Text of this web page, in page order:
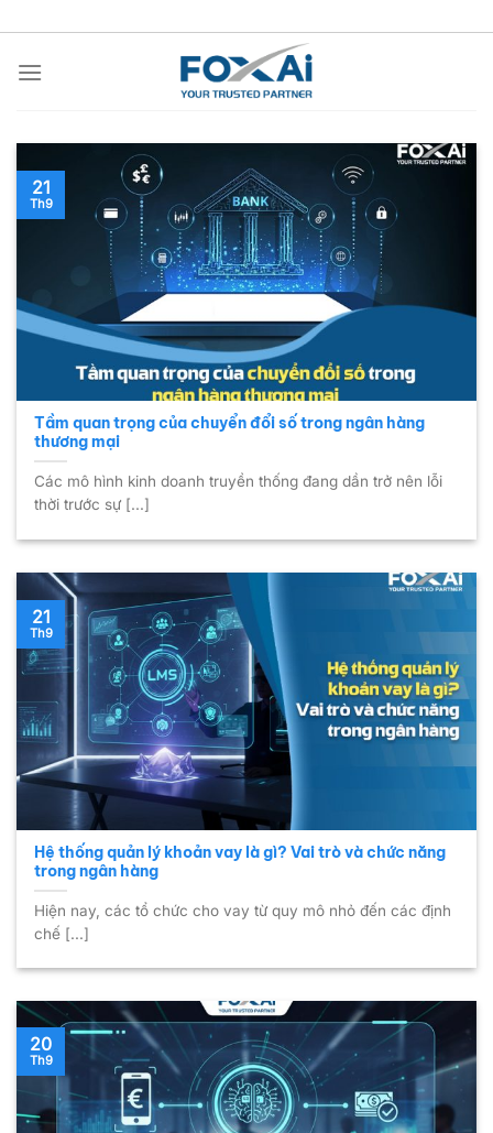
đến
nội
Tầm quan trọng của chuyển đổi số trong ngân hàng
thương mại
Các mô hình kinh doanh truyền thống đang dần trở nên lỗi
thời trước sự [...]
21
Th9
Hệ thống quản lý khoản vay là gì? Vai trò và chức năng
trong ngân hàng
Hiện nay, các tổ chức cho vay từ quy mô nhỏ đến các định
chế [...]
21
Th9
20
Th9